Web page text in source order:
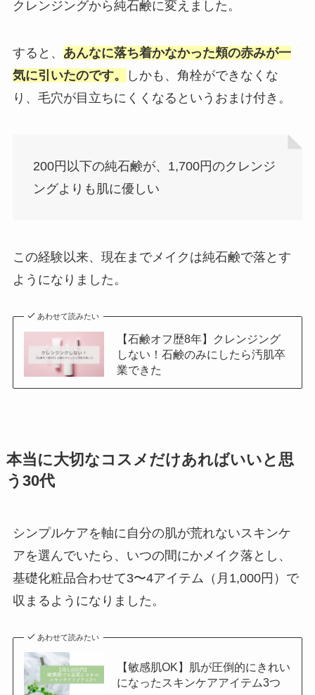
クレンジングから純石鹸に変えました。
すると、 あんなに落ち着かなかった頬の赤みが一
気に引いたのです。
しかも、角栓ができなくな
り、毛穴が目立ちにくくなるというおまけ付き。
200円以下の純石鹸が、1,700円のクレンジ
ングよりも肌に優しい
この経験以来、現在までメイクは純石鹸で落とす
ようになりました。
あわせて読みたい
【石鹸オフ歴8年】クレンジング
しない！石鹸のみにしたら汚肌卒
業できた
本当に大切なコスメだけあればいいと思
う30代
シンプルケアを軸に自分の肌が荒れないスキンケ
アを選んでいたら、いつの間にかメイク落とし、
基礎化粧品合わせて3〜4アイテム（月1,000円）で
収まるようになりました。
あわせて読みたい
【敏感肌OK】肌が圧倒的にきれい
になったスキンケアアイテム3つ